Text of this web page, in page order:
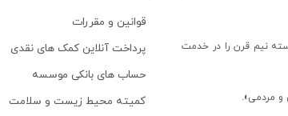
نیم قرن را در خدمت
و مردمی».
قوانین و مقررات
پرداخت آنلاین کمک های نقدی
حساب های بانکی موسسه
کمیته محیط زیست و سلامت